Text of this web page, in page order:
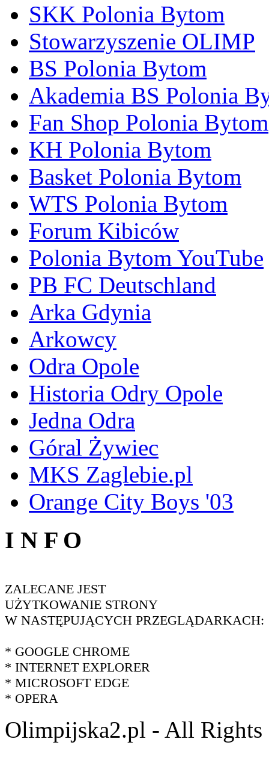
SKK Polonia Bytom
Stowarzyszenie OLIMP
BS Polonia Bytom
Akademia BS Polonia
Fan Shop Polonia Bytom
KH Polonia Bytom
Basket Polonia Bytom
WTS Polonia Bytom
Forum Kibiców
Polonia Bytom YouTube
PB FC Deutschland
Arka Gdynia
Arkowcy
Odra Opole
Historia Odry Opole
Jedna Odra
Góral Żywiec
MKS Zaglebie.pl
Orange City Boys '03
I N F O
ZALECANE JEST
UŻYTKOWANIE STRONY
W NASTĘPUJĄCYCH PRZEGLĄDARKACH:
* GOOGLE CHROME
* INTERNET EXPLORER
* MICROSOFT EDGE
* OPERA
Olimpijska2.pl - All Rights